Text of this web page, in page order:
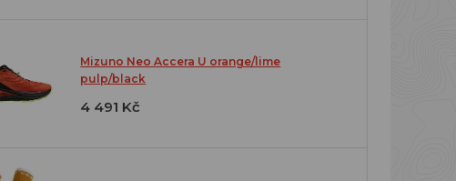
Mizuno Neo Accera U orange/lime
pulp/black
4 491 Kč